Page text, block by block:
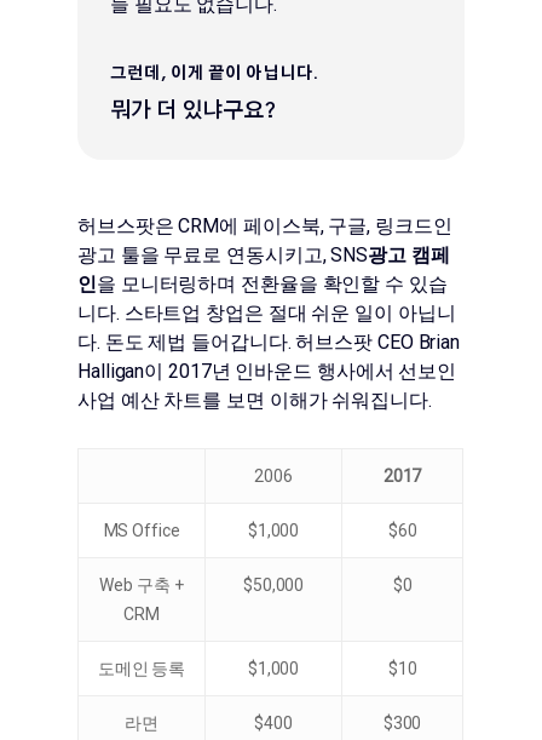
그런데, 이게 끝이 아닙니다.
뭐가 더 있냐구요?
허브스팟은 CRM에 페이스북, 구글, 링크드인
광고 툴을 무료로 연동시키고, SNS광고 캠페
인을 모니터링하며 전환율을 확인할 수 있습
니다. 스타트업 창업은 절대 쉬운 일이 아닙니
다. 돈도 제법 들어갑니다. 허브스팟 CEO Brian
Halligan이 2017년 인바운드 행사에서 선보인
사업 예산 차트를 보면 이해가 쉬워집니다.
2006 2017
MS Office $1,000 $60
Web 구축 +
CRM
$50,000 $0
도메인 등록 $1,000 $10
라면 $400 $300